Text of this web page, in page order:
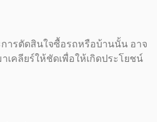
การตัดสินใจซื้อรถหรือบ้านนั้น อาจ
เคลียร์ให้ชัดเพื่อให้เกิดประโยชน์